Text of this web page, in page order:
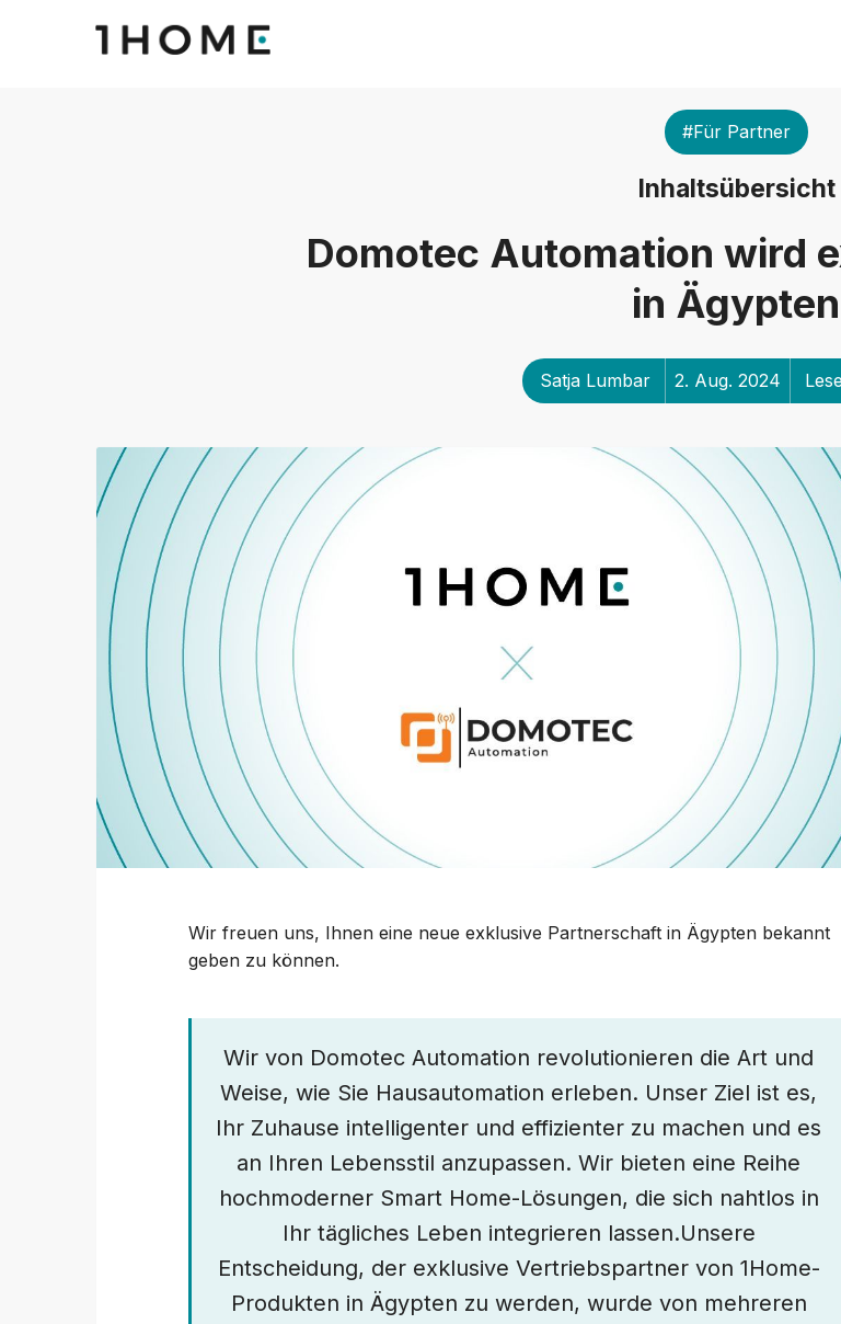
#Für Partner
Inhaltsübersicht
Domotec Automation wird
in Ägypten
Satja Lumbar 2. Aug. 2024
Wir freuen uns, Ihnen eine neue exklusive Partnerschaft in Ägypten bekannt
geben zu können.
Wir von Domotec Automation revolutionieren die Art und
Weise, wie Sie Hausautomation erleben. Unser Ziel ist es,
Ihr Zuhause intelligenter und effizienter zu machen und es
an Ihren Lebensstil anzupassen. Wir bieten eine Reihe
hochmoderner Smart Home-Lösungen, die sich nahtlos in
Ihr tägliches Leben integrieren lassen.Unsere
Entscheidung, der exklusive Vertriebspartner von 1Home-
Produkten in Ägypten zu werden, wurde von mehreren